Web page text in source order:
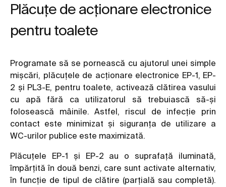
Plăcuțe de acționare electronice
pentru toalete
Programate să se pornească cu ajutorul unei simple
mișcări, plăcuțele de acționare electronice EP-1, EP-
2 și PL3-E, pentru toalete, activează clătirea vasului
cu apă fără ca utilizatorul să trebuiască să-și
folosească mâinile. Astfel, riscul de infecție prin
contact este minimizat și siguranța de utilizare a
WC-urilor publice este maximizată.
Plăcuțele EP-1 și EP-2 au o suprafață iluminată,
împărțită în două benzi, care sunt activate alternativ,
în funcție de tipul de clătire (parțială sau completă).